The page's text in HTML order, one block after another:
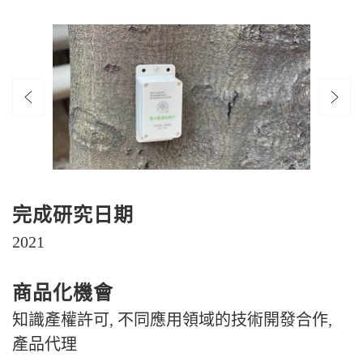
完成研究日期
2021
商品化機會
知識產權許可, 不同應用領域的技術開發合作,
產品代理